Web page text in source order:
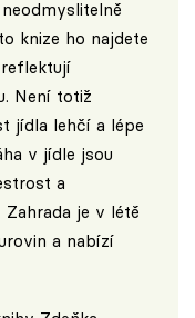
knize ho najdete
Není totiž
jídla lehčí a lépe
v jídle jsou
a
je v létě
a nabízí